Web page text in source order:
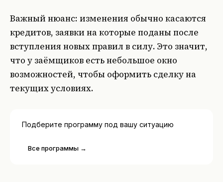
Важный нюанс: изменения обычно касаются
кредитов, заявки на которые поданы после
вступления новых правил в силу. Это значит,
что у заёмщиков есть небольшое окно
возможностей, чтобы оформить сделку на
текущих условиях.
Подберите программу под вашу ситуацию
Все программы →